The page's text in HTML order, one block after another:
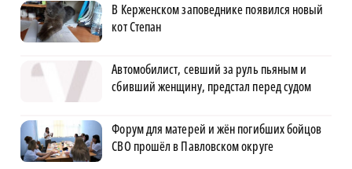
В Керженском заповеднике появился новый
кот Степан
Автомобилист, севший за руль пьяным и
сбивший женщину, предстал перед судом
Форум для матерей и жён погибших бойцов
СВО прошёл в Павловском округе